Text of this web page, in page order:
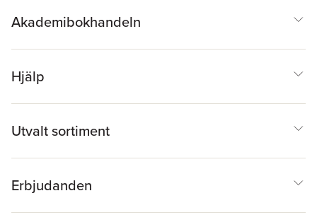
Akademibokhandeln
Hjälp
Utvalt sortiment
Erbjudanden